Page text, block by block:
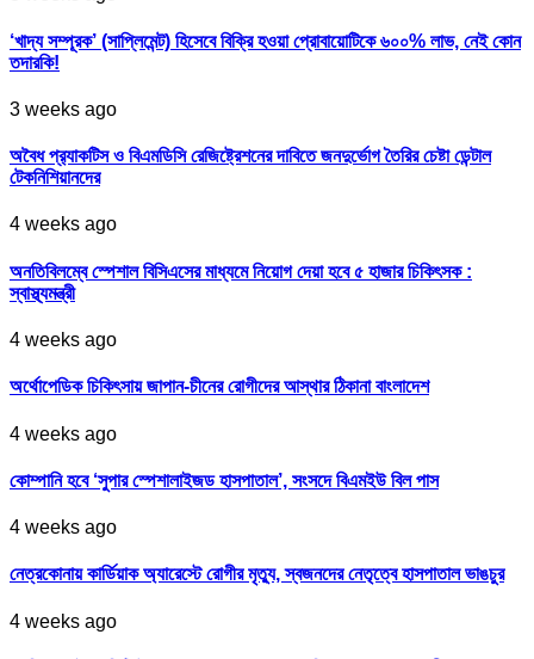
‘খাদ্য সম্পূরক’ (সাপ্লিমেন্ট) হিসেবে বিক্রি হওয়া প্রোবায়োটিকে ৬০০% লাভ, নেই কোন
তদারকি!
3 weeks ago
অবৈধ প্র‍্যাকটিস ও বিএমডিসি রেজিষ্ট্রেশনের দাবিতে জনদুর্ভোগ তৈরির চেষ্টা ডেন্টাল
টেকনিশিয়ানদের
4 weeks ago
অনতিবিলম্বে স্পেশাল বিসিএসের মাধ্যমে নিয়োগ দেয়া হবে ৫ হাজার চিকিৎসক :
স্বাস্থ্যমন্ত্রী
4 weeks ago
অর্থোপেডিক চিকিৎসায় জাপান-চীনের রোগীদের আস্থার ঠিকানা বাংলাদেশ
4 weeks ago
কোম্পানি হবে ‘সুপার স্পেশালাইজড হাসপাতাল’, সংসদে বিএমইউ বিল পাস
4 weeks ago
নেত্রকোনায় কার্ডিয়াক অ্যারেস্টে রোগীর মৃত্যু, স্বজনদের নেতৃত্বে হাসপাতাল ভাঙচুর
4 weeks ago